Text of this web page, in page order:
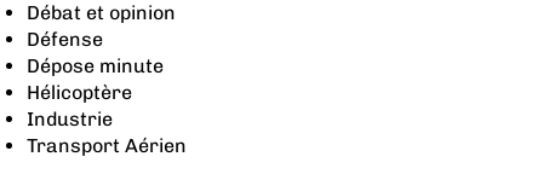
Débat et opinion
Défense
Dépose minute
Hélicoptère
Industrie
Transport Aérien